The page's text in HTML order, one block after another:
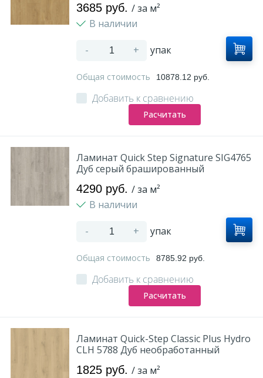
3685 руб. / за м²
В наличии
- + упак
Общая стоимость 10878.12 руб.
Добавить к сравнению
Расчитать
Ламинат Quick Step Signature SIG4765
Дуб серый брашированный
4290 руб. / за м²
В наличии
- + упак
Общая стоимость 8785.92 руб.
Добавить к сравнению
Расчитать
Ламинат Quick-Step Classic Plus Hydro
CLH 5788 Дуб необработанный
1825 руб. / за м²